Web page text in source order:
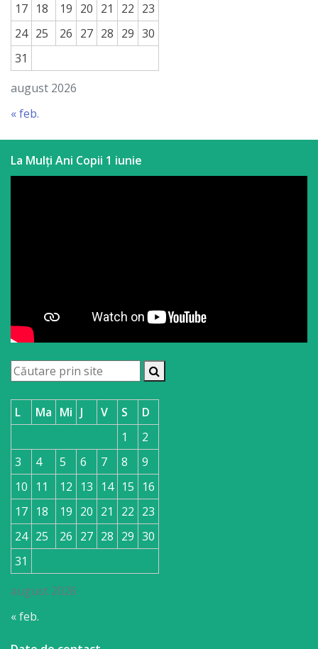
august 2026
17 18 19 20 21 22 23
24 25 26 27 28 29 30
31
« feb.
La Mulți Ani Copii 1 iunie
august 2026
L Ma Mi J V S
D
1
2
3
4 5 6 7 8
9
10
11 12 13 14 15
16
17 18 19 20 21 22 23
24 25 26 27 28 29 30
31
« feb.